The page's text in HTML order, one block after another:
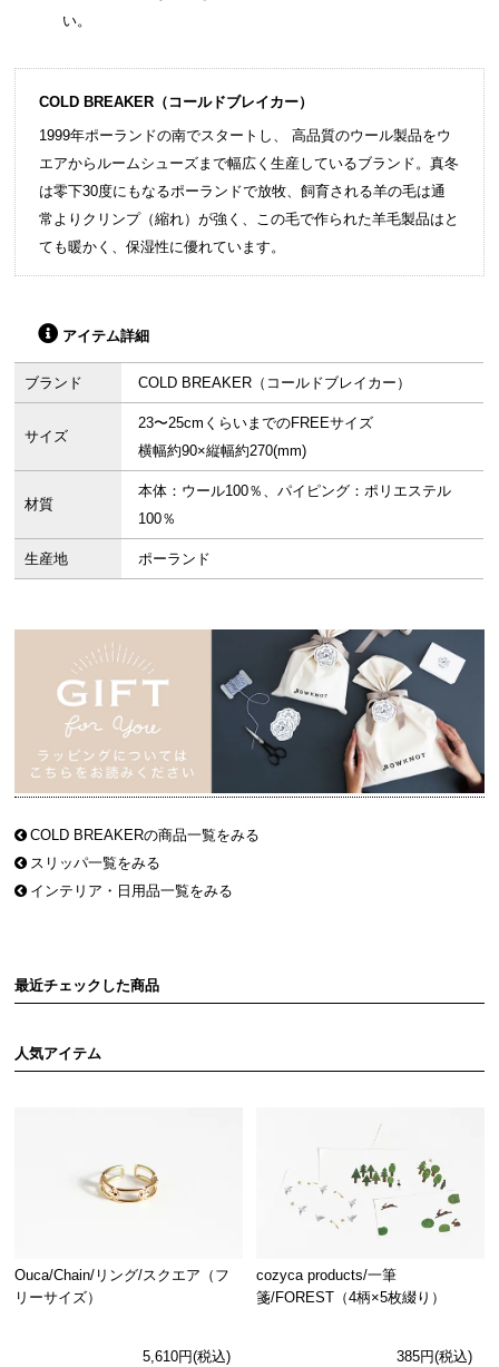
い。
COLD BREAKER（コールドブレイカー）
1999年ポーランドの南でスタートし、 高品質のウール製品をウ
エアからルームシューズまで幅広く生産しているブランド。真冬
は零下30度にもなるポーランドで放牧、飼育される羊の毛は通
常よりクリンプ（縮れ）が強く、この毛で作られた羊毛製品はと
ても暖かく、保湿性に優れています。
アイテム詳細
ブランド COLD BREAKER（コールドブレイカー）
サイズ
23〜25cmくらいまでのFREEサイズ
横幅約90×縦幅約270(mm)
材質
本体：ウール100％、パイピング：ポリエステル
100％
生産地 ポーランド
COLD BREAKERの商品一覧をみる
スリッパ一覧をみる
インテリア・日用品一覧をみる
最近チェックした商品
人気アイテム
Ouca/Chain/リング/スクエア（フ
リーサイズ）
5,610円(税込)
cozyca products/一筆
箋/FOREST（4柄×5枚綴り）
385円(税込)